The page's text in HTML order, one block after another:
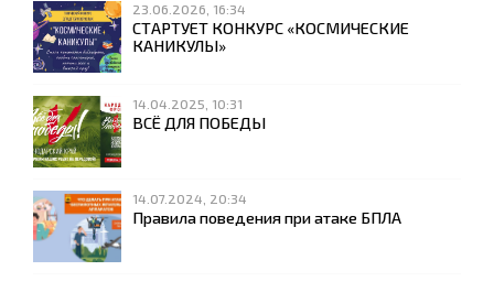
23.06.2026, 16:34
СТАРТУЕТ КОНКУРС «КОСМИЧЕСКИЕ
КАНИКУЛЫ»
14.04.2025, 10:31
ВСЁ ДЛЯ ПОБЕДЫ
14.07.2024, 20:34
Правила поведения при атаке БПЛА